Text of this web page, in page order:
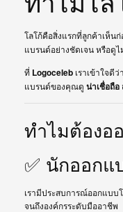
โลโก้คือสิ่งแรกที่ลูกค้าเห็น
แบรนด์อย่างชัดเจน หรือดู
ที่ Logoceleb เราเข้าใจดี
แบรนด์ของคุณดู น่าเชื่อถือ
ทำไมต้องอ
✅ นักออก
เรามีประสบการณ์ออกแบบ
จนถึงองค์กรระดับมืออาชีพ